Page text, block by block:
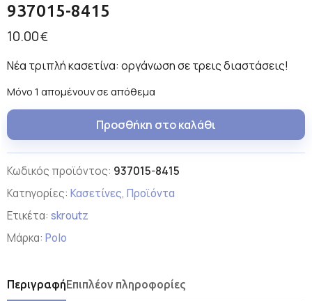
937015-8415
10.00€
Νέα τριπλή κασετίνα: οργάνωση σε τρεις διαστάσεις!
Μόνο 1 απομένουν σε απόθεμα
Προσθήκη στο καλάθι
Κωδικός προϊόντος: 937015-8415
Κατηγορίες: Κασετίνες, Προϊόντα
Ετικέτα: skroutz
Μάρκα: Polo
ΠεριγραφήΕπιπλέον πληροφορίες